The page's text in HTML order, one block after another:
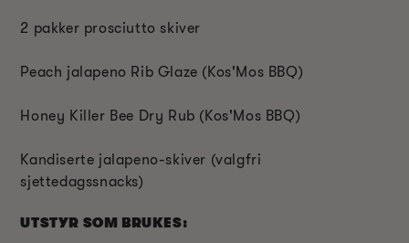
2 pakker prosciutto skiver
Peach jalapeno Rib Glaze (Kos'Mos BBQ)
Honey Killer Bee Dry Rub (Kos'Mos BBQ)
Kandiserte jalapeno-skiver (valgfri
sjettedagssnacks)
UTSTYR SOM BRUKES: